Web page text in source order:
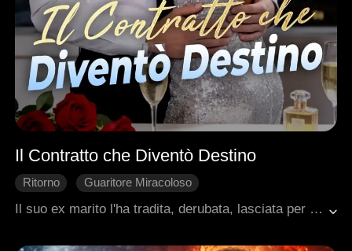
Il Contratto che Diventò Destino
Ritorno
Guaritore Miracoloso
Romanzo sentimentale moderno
Il suo ex marito l'ha tradita, derubata, lasciata per morta. Poi è arrivato Christopher. Sulla sedia a rotelle, l'uomo più potente della città. Le ha offerto un patto: lei lo guarisce, lui la aiuta a riconquistare tutto. Dayna ha accettato. Ha nascosto la sua identità, ha affrontato la sua famiglia scettica, ha zittito ogni dubbio con abilità perfette. Christopher ha visto oltre. Ha visto la donna che non si arrende mai. Insieme hanno smascherato le bugie di Declan, scoperto l'assassino di sua madre, ripreso l'impero perduto. L'uomo che era solo un contratto è diventato la sua casa. E il diavolo con cui ha stretto il patto? Il suo più grande amore.